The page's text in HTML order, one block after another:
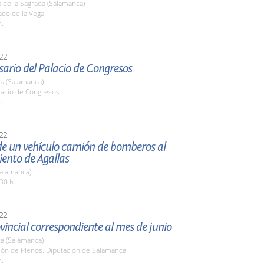
de la Sagrada (Salamanca)
de la Vega
del Palacio de Congresos
(Salamanca)
de Congresos
un vehículo camión de bomberos al
de Agallas
h.
correspondiente al mes de junio
(Salamanca)
de Plenos. Diputación de Salamanca